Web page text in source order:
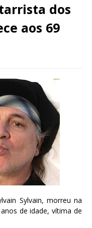
dos
aos 69
Sylvain, morreu na
de idade, vítima de